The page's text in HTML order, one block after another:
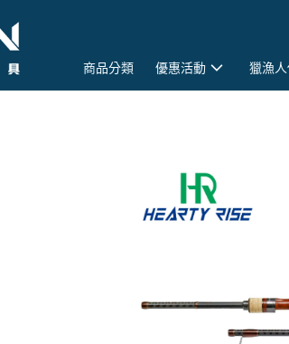
商品分類 優惠活動 獵漁